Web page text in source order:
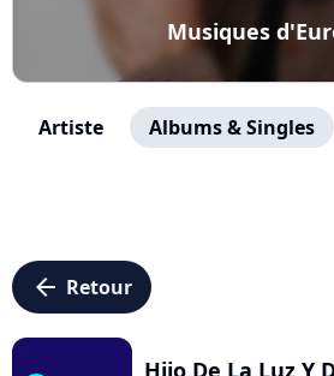
Musiques
Artiste Albums & Singles
arrow_left Retour
Hijo De La Luz Y